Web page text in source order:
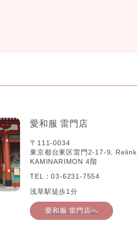
愛和服 雷門店
〒111-0034
東京都台東区雷門2-17-9, Relink
KAMINARIMON 4階
TEL：03-6231-7554
浅草駅徒歩1分
愛和服 雷門店へ